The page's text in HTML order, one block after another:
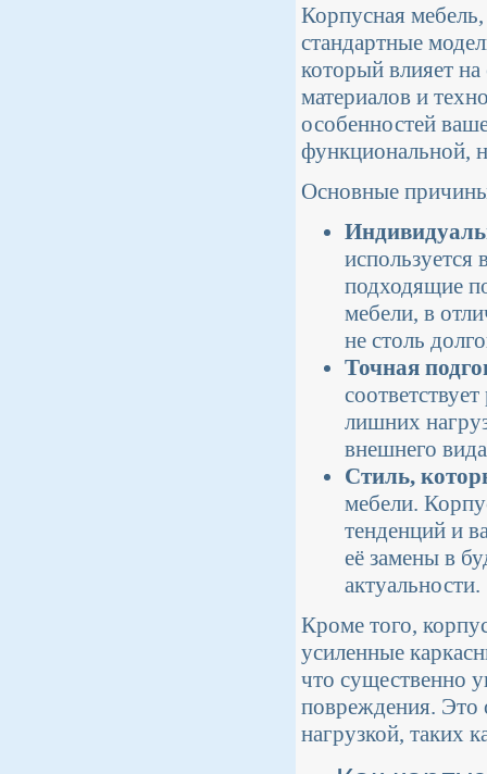
Корпусная мебель,
стандартные
который влияет
материалов и
особенностей
функциональной,
Основные причины
используется
подходящие
мебели, в
не столь
Точная
лишних
внешнего
Стиль,
мебели.
тенденций и
её замены в
актуальности.
Кроме того,
усиленные
что существенно
повреждения. Это
нагрузкой, таких